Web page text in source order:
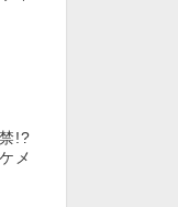
!?
メ